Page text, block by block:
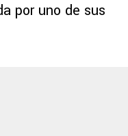
por uno de sus